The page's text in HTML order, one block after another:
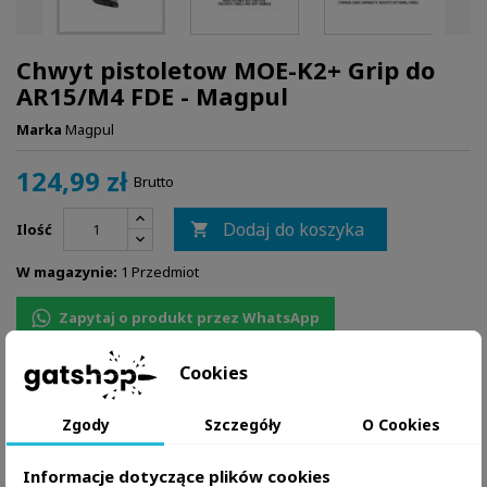
Chwyt pistoletow MOE-K2+ Grip do
AR15/M4 FDE - Magpul
Marka Magpul
124,99 zł Brutto
Ilość  Dodaj do koszyka
W magazynie: 1 Przedmiot
Zapytaj o produkt przez WhatsApp
Cookies
Zgody Szczegóły O Cookies
Informacje dotyczące plików cookies